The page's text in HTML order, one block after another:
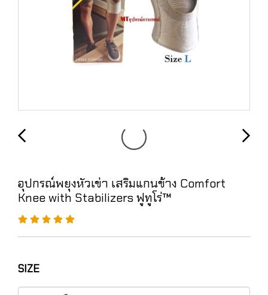
อุปกรณ์พยุงหัวเข่า เสริมแกนข้าง Comfort
Knee with Stabilizers ฟูทูโร่™
SIZE